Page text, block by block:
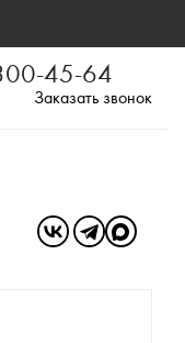
45-64
Заказать звонок